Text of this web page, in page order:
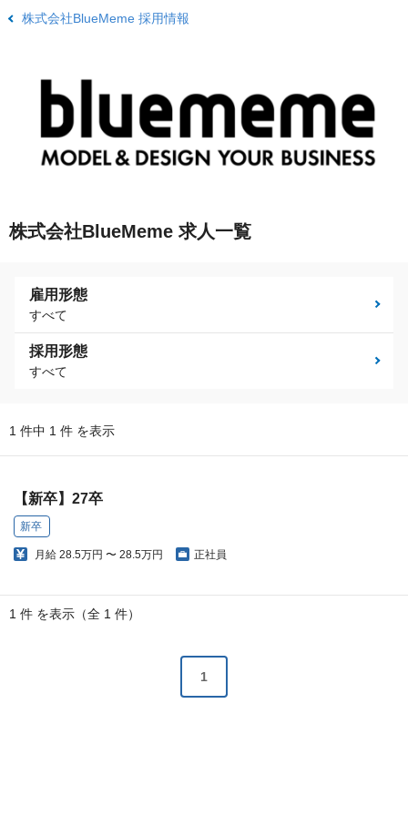
株式会社BlueMeme 採用情報
株式会社BlueMeme 求人一覧
雇用形態
すべて
採用形態
すべて
1 件中 1 件 を表示
【新卒】27卒
新卒
月給 28.5万円 〜 28.5万円 正社員
1 件 を表示（全 1 件）
1